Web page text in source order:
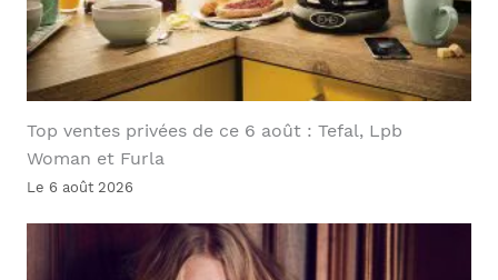
Top ventes privées de ce 6 août : Tefal, Lpb
Woman et Furla
Le 6 août 2026